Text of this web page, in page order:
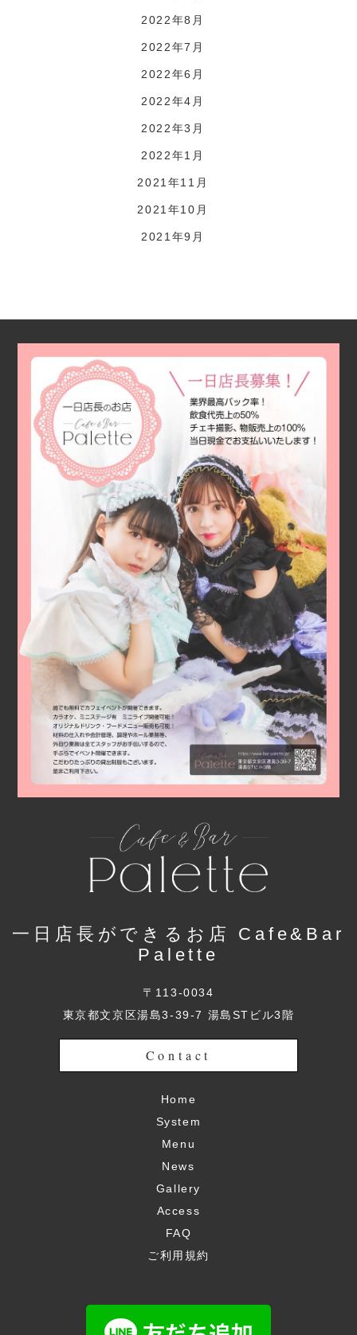
2022年8月
2022年7月
2022年6月
2022年4月
2022年3月
2022年1月
2021年11月
2021年10月
2021年9月
一日店長ができるお店 Cafe&Bar
Palette
〒113-0034
東京都文京区湯島3-39-7 湯島STビル3階
Contact
Home
System
Menu
News
Gallery
Access
FAQ
ご利用規約